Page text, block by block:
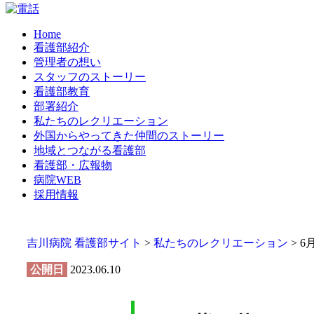
Home
看護部紹介
管理者の想い
スタッフのストーリー
看護部教育
部署紹介
私たちのレクリエーション
外国からやってきた仲間のストーリー
地域とつながる看護部
看護部・広報物
病院WEB
採用情報
吉川病院 看護部サイト > 私たちのレクリエーション > 6
公開日 2023.06.10